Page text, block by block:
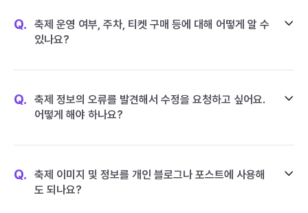
Q.
축제 운영 여부, 주차, 티켓 구매 등에 대해 어떻게 알 수
있나요?
Q.
축제 정보의 오류를 발견해서 수정을 요청하고 싶어요.
어떻게 해야 하나요?
Q.
축제 이미지 및 정보를 개인 블로그나 포스트에 사용해
도 되나요?